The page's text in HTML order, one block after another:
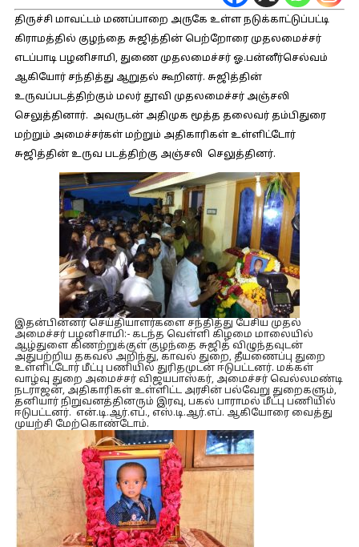
திருச்சி மாவட்டம் மணப்பாறை அருகே உள்ள நடுக்காட்டுப்பட்டி
கிராமத்தில் குழந்தை சுஜித்தின் பெற்றோரை முதலமைச்சர்
எடப்பாடி பழனிசாமி, துணை முதலமைச்சர் ஓ.பன்னீர்செல்வம்
ஆகியோர் சந்தித்து ஆறுதல் கூறினர். சுஜித்தின்
உருவப்படத்திற்கும் மலர் தூவி முதலமைச்சர் அஞ்சலி
செலுத்தினார். அவருடன் அதிமுக மூத்த தலைவர் தம்பிதுரை
மற்றும் அமைச்சர்கள் மற்றும் அதிகாரிகள் உள்ளிட்டோர்
சுஜித்தின் உருவ படத்திற்கு அஞ்சலி செலுத்தினர்.
இதன்பின்னர் செய்தியாளர்களை சந்தித்து பேசிய முதல்
அமைச்சர் பழனிசாமி:- கடந்த வெள்ளி கிழமை மாலையில்
ஆழ்துளை கிணற்றுக்குள் குழந்தை சுஜித் விழுந்தவுடன்
அதுபற்றிய தகவல் அறிந்து, காவல் துறை, தீயணைப்பு துறை
உள்ளிட்டோர் மீட்பு பணியில் துரிதமுடன் ஈடுபட்டனர். மக்கள்
வாழ்வு துறை அமைச்சர் விஜயபாஸ்கர், அமைச்சர் வெல்லமண்டி
நடராஜன், அதிகாரிகள் உள்ளிட்ட அரசின் பல்வேறு துறைகளும்,
தனியார் நிறுவனத்தினரும் இரவு, பகல் பாராமல் மீட்பு பணியில்
ஈடுபட்டனர். என்.டி.ஆர்.எப்., எஸ்.டி.ஆர்.எப். ஆகியோரை வைத்து
முயற்சி மேற்கொண்டோம்.